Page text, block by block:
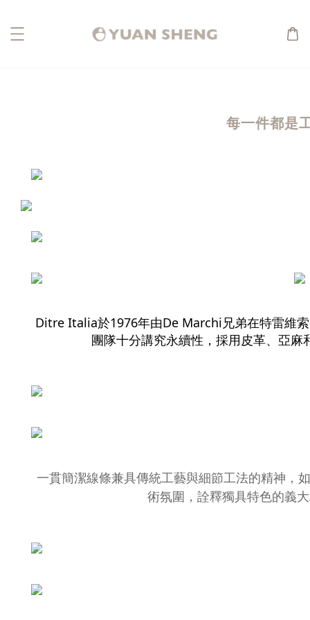
每一件都是
Ditre Italia於1976年由De Marchi兄弟在特雷維
團隊十分講究永續性，採用皮革、亞
一貫簡潔線條兼具傳統工藝與細節工法的精神，
術氛圍，詮釋獨具特色的義